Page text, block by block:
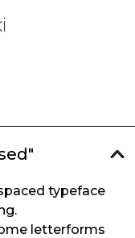
typeface
letterforms